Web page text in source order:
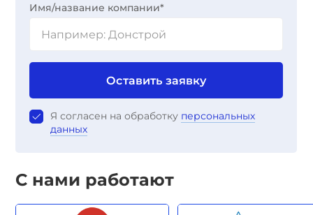
Имя/название компании*
Оставить заявку
Я согласен на обработку персональных
данных
С нами работают